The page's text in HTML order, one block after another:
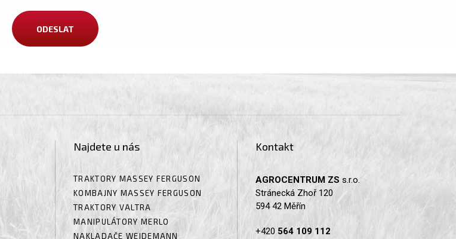
Najdete u nás
TRAKTORY MASSEY FERGUSON
KOMBAJNY MASSEY FERGUSON
TRAKTORY VALTRA
MANIPULÁTORY MERLO
NAKLADAČE WEIDEMANN
Kontakt
AGROCENTRUM ZS s.r.o.
Stránecká Zhoř 120
594 42 Měřín
+420 564 109 112